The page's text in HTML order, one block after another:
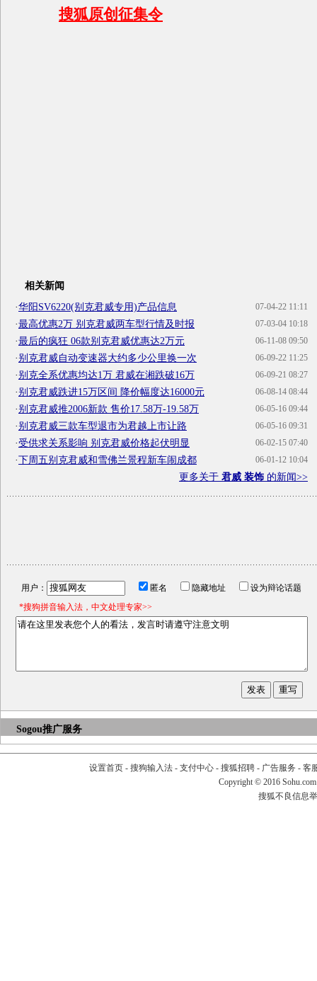
搜狐原创征集令
相关新闻
07-04-22 11:11
·华阳SV6220(别克君威专用)产品信息
07-03-04 10:18
·最高优惠2万 别克君威两车型行情及时报
06-11-08 09:50
·最后的疯狂 06款别克君威优惠达2万元
06-09-22 11:25
·别克君威自动变速器大约多少公里换一次
06-09-21 08:27
·别克全系优惠均达1万 君威在湘跌破16万
06-08-14 08:44
·别克君威跌进15万区间 降价幅度达16000元
06-05-16 09:44
·别克君威推2006新款 售价17.58万-19.58万
06-05-16 09:31
·别克君威三款车型退市为君越上市让路
06-02-15 07:40
·受供求关系影响 别克君威价格起伏明显
06-01-12 10:04
·下周五别克君威和雪佛兰景程新车闹成都
更多关于 君威 装饰 的新闻>>
用户： 匿名 隐藏地址
设为辩论话题
*搜狗拼音输入法，中文处理专家>>
Sogou推广服务
设置首页- 搜狗输入法- 支付中心- 搜狐招聘- 广告服务 - 客
Copyright © 2016
搜狐不良信息